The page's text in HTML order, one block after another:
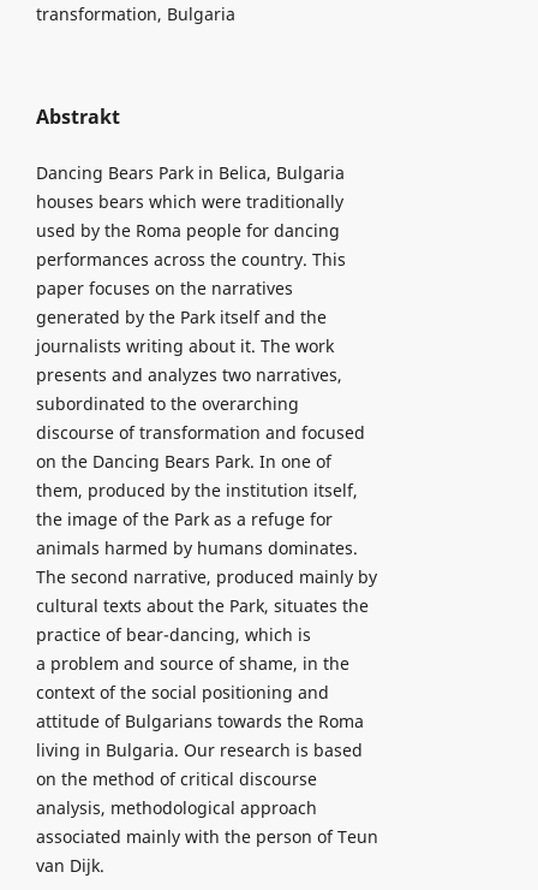
transformation, Bulgaria
Abstrakt
Dancing Bears Park in Belica, Bulgaria
houses bears which were traditionally
used by the Roma people for dancing
performances across the country. This
paper focuses on the narratives
generated by the Park itself and the
journalists writing about it. The work
presents and analyzes two narratives,
subordinated to the overarching
discourse of transformation and focused
on the Dancing Bears Park. In one of
them, produced by the institution itself,
the image of the Park as a refuge for
animals harmed by humans dominates.
The second narrative, produced mainly by
cultural texts about the Park, situates the
practice of bear-dancing, which is
a problem and source of shame, in the
context of the social positioning and
attitude of Bulgarians towards the Roma
living in Bulgaria. Our research is based
on the method of critical discourse
analysis, methodological approach
associated mainly with the person of Teun
van Dijk.